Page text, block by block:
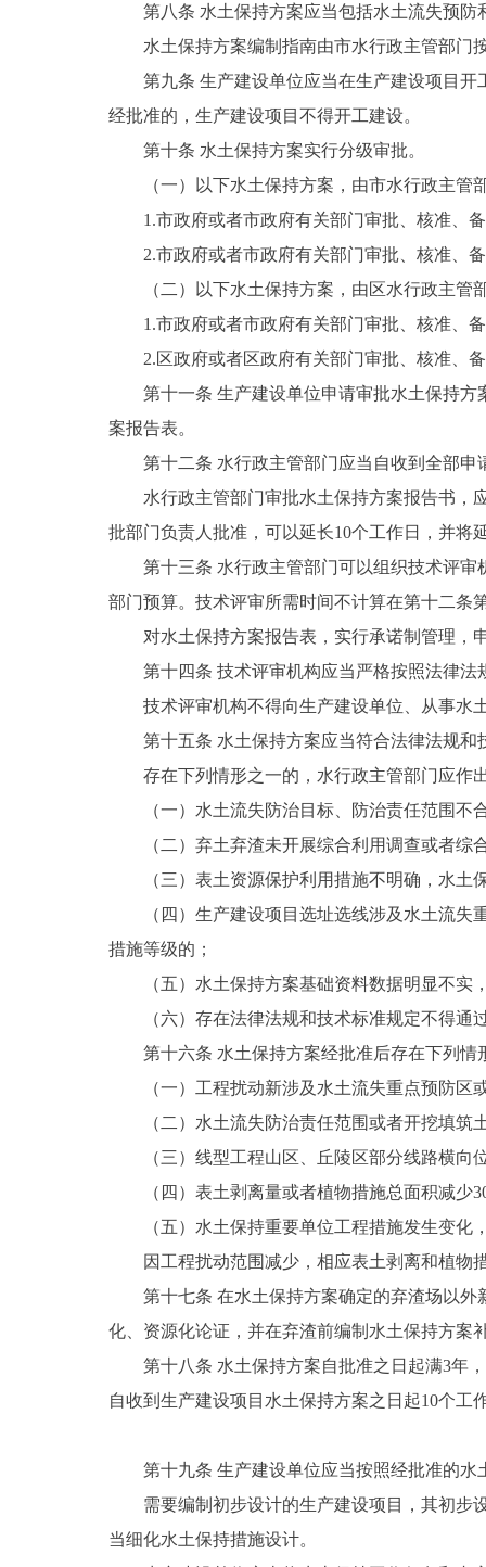
第八条 水土保持方案应当包括水土流失预
水土保持方案编制指南由市水行政主管部门
第九条 生产建设单位应当在生产建设项目
经批准的，生产建设项目不得开工建设。
第十条 水土保持方案实行分级审批。
（一）以下水土保持方案，由市水行政主管
1.市政府或者市政府有关部门审批、核准、
2.市政府或者市政府有关部门审批、核准、
（二）以下水土保持方案，由区水行政主管
1.市政府或者市政府有关部门审批、核准、
2.区政府或者区政府有关部门审批、核准、
第十一条 生产建设单位申请审批水土保持
案报告表。
第十二条 水行政主管部门应当自收到全部
水行政主管部门审批水土保持方案报告书，
批部门负责人批准，可以延长10个工作日，并将
第十三条 水行政主管部门可以组织技术评
部门预算。技术评审所需时间不计算在第十二条
对水土保持方案报告表，实行承诺制管理，
第十四条 技术评审机构应当严格按照法律
技术评审机构不得向生产建设单位、从事水
第十五条 水土保持方案应当符合法律法规和
存在下列情形之一的，水行政主管部门应作
（一）水土流失防治目标、防治责任范围不
（二）弃土弃渣未开展综合利用调查或者
（三）表土资源保护利用措施不明确，水
（四）生产建设项目选址选线涉及水土流
措施等级的；
（五）水土保持方案基础资料数据明显不实
（六）存在法律法规和技术标准规定不得
第十六条 水土保持方案经批准后存在下列
（一）工程扰动新涉及水土流失重点预防区
（二）水土流失防治责任范围或者开挖填筑
（三）线型工程山区、丘陵区部分线路横
（四）表土剥离量或者植物措施总面积减少
（五）水土保持重要单位工程措施发生变
因工程扰动范围减少，相应表土剥离和植物
第十七条 在水土保持方案确定的弃渣场以
化、资源化论证，并在弃渣前编制水土保持方案
第十八条 水土保持方案自批准之日起满3年
自收到生产建设项目水土保持方案之日起10个
第十九条 生产建设单位应当按照经批准的
需要编制初步设计的生产建设项目，其初步
当细化水土保持措施设计。